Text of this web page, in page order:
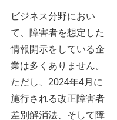
ビジネス分野におい
て、障害者を想定した
情報開示をしている企
業は多くありません。
ただし、2024年4月に
施行される改正障害者
差別解消法、そして障